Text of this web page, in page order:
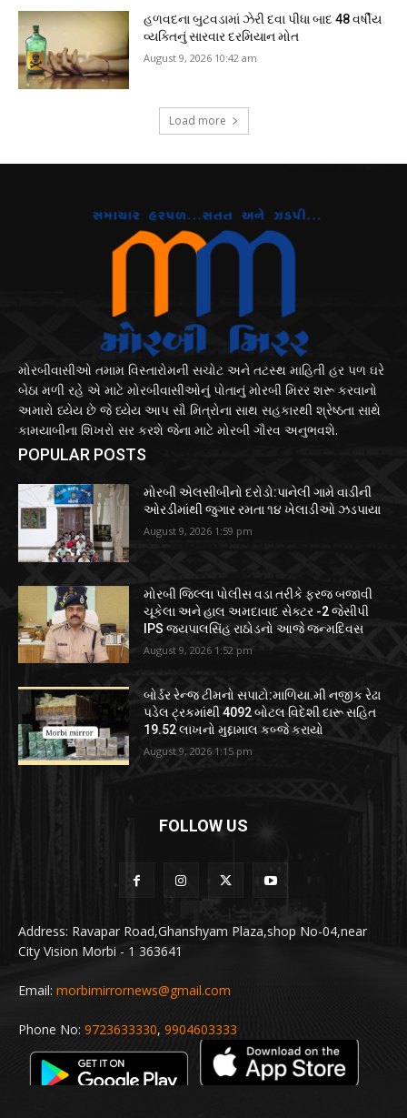
હળવદના બુટવડામાં ઝેરી દવા પીધા બાદ 48 વર્ષીય
વ્યક્તિનું સારવાર દરમિયાન મોત
August 9, 2026 10:42 am
Load more
મોરબીવાસીઓ તમામ વિસ્તારોમની સચોટ અને તટસ્થ માહિતી હર પળ ઘરે
બેઠા મળી રહે એ માટે મોરબીવાસીઓનું પોતાનું મોરબી મિરર શરૂ કરવાનો
અમારો ધ્યેય છે જે ધ્યેય આપ સૌ મિત્રોના સાથ સહકારથી શ્રેષ્ઠતા સાથે
કામયાબીના શિખરો સર કરશે જેના માટે મોરબી ગૌરવ અનુભવશે.
POPULAR POSTS
મોરબી એલસીબીનો દરોડો:પાનેલી ગામે વાડીની
ઓરડીમાંથી જુગાર રમતા ૧૪ ખેલાડીઓ ઝડપાયા
August 9, 2026 1:59 pm
મોરબી જિલ્લા પોલીસ વડા તરીકે ફરજ બજાવી
ચૂકેલા અને હાલ અમદાવાદ સેક્ટર -2 જેસીપી
IPS જયપાલસિંહ રાઠોડનો આજે જન્મદિવસ
August 9, 2026 1:52 pm
બોર્ડર રેન્જ ટીમનો સપાટો:માળિયા.મી નજીક રેઢા
પડેલ ટ્રકમાંથી 4092 બોટલ વિદેશી દારૂ સહિત
19.52 લાખનો મુદ્દામાલ કબ્જે કરાયો
August 9, 2026 1:15 pm
FOLLOW US
Address: Ravapar Road,Ghanshyam Plaza,shop No-04,near
City Vision Morbi - 1 363641
Email: morbimirrornews@gmail.com
Phone No: 9723633330, 9904603333